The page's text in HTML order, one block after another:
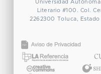
Universidad
Literario #100. Col.
2262300
Toluca,